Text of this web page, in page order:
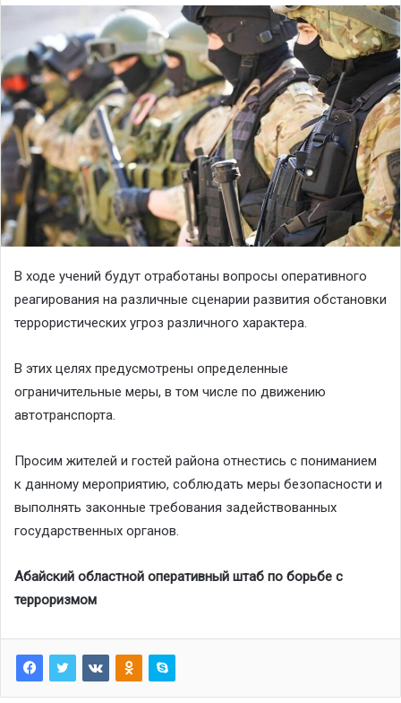
В ходе учений будут отработаны вопросы оперативного
реагирования на различные сценарии развития обстановки
террористических угроз различного характера.
В этих целях предусмотрены определенные
ограничительные меры, в том числе по движению
автотранспорта.
Просим жителей и гостей района отнестись с пониманием
к данному мероприятию, соблюдать меры безопасности и
выполнять законные требования задействованных
государственных органов.
Абайский областной оперативный штаб по борьбе с
терроризмом